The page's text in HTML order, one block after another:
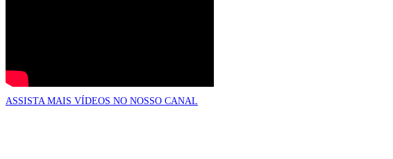
ASSISTA MAIS VÍDEOS NO NOSSO CANAL